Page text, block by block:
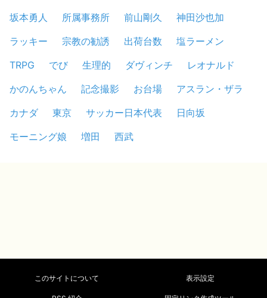
坂本勇人
所属事務所 前山剛久
神田沙也加
ラッキー
宗教の勧誘 出荷台数
塩ラーメン
TRPG
でび 生理的 ダヴィンチ
レオナルド
かのんちゃん
記念撮影 お台場
アスラン・ザラ
カナダ
東京 サッカー日本代表
日向坂
モーニング娘
増田 西武
このサイトについて 表示設定